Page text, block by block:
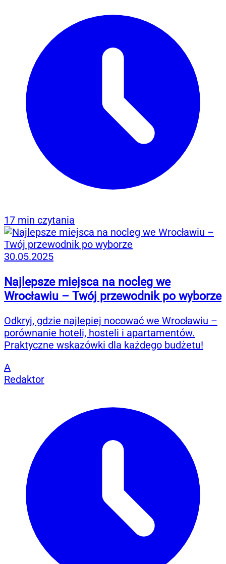
17 min czytania
30.05.2025
Najlepsze miejsca na nocleg we
Wrocławiu – Twój przewodnik po wyborze
Odkryj, gdzie najlepiej nocować we Wrocławiu –
porównanie hoteli, hosteli i apartamentów.
Praktyczne wskazówki dla każdego budżetu!
A
Redaktor